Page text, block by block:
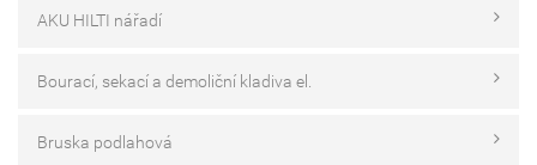
AKU HILTI nářadí
Bourací, sekací a demoliční kladiva el.
Bruska podlahová